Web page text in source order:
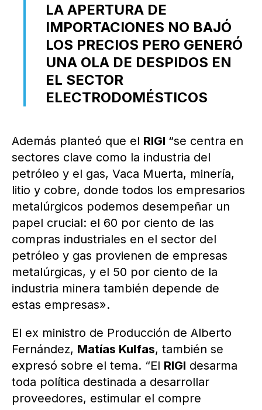
LA APERTURA DE
IMPORTACIONES NO BAJÓ
LOS PRECIOS PERO GENERÓ
UNA OLA DE DESPIDOS EN
EL SECTOR
ELECTRODOMÉSTICOS
Además planteó que el RIGI “se centra en
sectores clave como la industria del
petróleo y el gas, Vaca Muerta, minería,
litio y cobre, donde todos los empresarios
metalúrgicos podemos desempeñar un
papel crucial: el 60 por ciento de las
compras industriales en el sector del
petróleo y gas provienen de empresas
metalúrgicas, y el 50 por ciento de la
industria minera también depende de
estas empresas».
El ex ministro de Producción de Alberto
Fernández, Matías Kulfas, también se
expresó sobre el tema. “El RIGI desarma
toda política destinada a desarrollar
proveedores, estimular el compre